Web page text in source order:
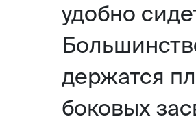
удобно
держатся
боковых